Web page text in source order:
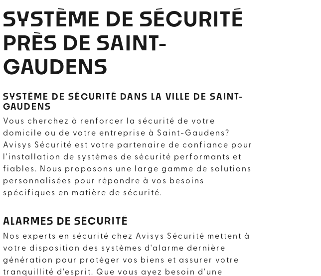
SYSTÈME DE SÉCURITÉ
PRÈS DE SAINT-
GAUDENS
SYSTÈME DE SÉCURITÉ DANS LA VILLE DE SAINT-
GAUDENS
Vous cherchez à renforcer la sécurité de votre
domicile ou de votre entreprise à Saint-Gaudens?
Avisys Sécurité est votre partenaire de confiance pour
l'installation de systèmes de sécurité performants et
fiables. Nous proposons une large gamme de solutions
personnalisées pour répondre à vos besoins
spécifiques en matière de sécurité.
ALARMES DE SÉCURITÉ
Nos experts en sécurité chez Avisys Sécurité mettent à
votre disposition des systèmes d'alarme dernière
génération pour protéger vos biens et assurer votre
tranquillité d'esprit. Que vous ayez besoin d'une